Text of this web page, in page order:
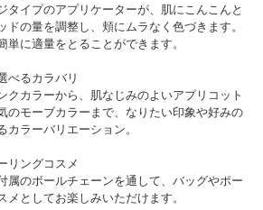
イプのアプリケーターが、肌にこんこんと
ドの量を調整し、頬にムラなく色づきます。
に適量をとることができます。
べるカラバリ
カラーから、肌なじみのよいアプリコット
のモーブカラーまで、なりたい印象や好みの
ラーバリエーション。
リングコスメ
のボールチェーンを通して、バッグやポー
としてお楽しみいただけます。